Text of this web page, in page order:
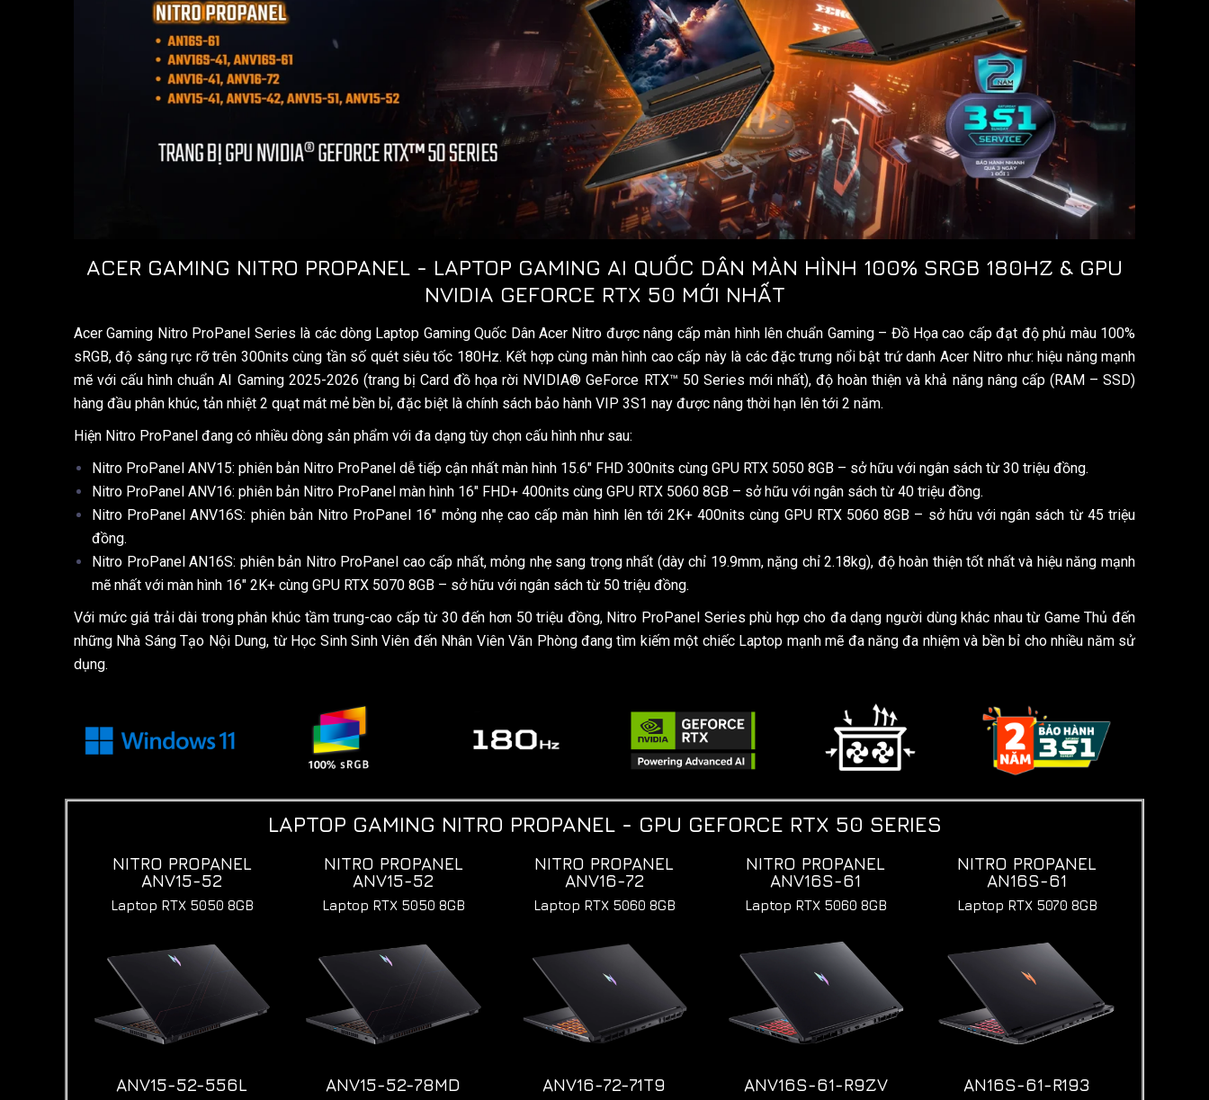
ACER GAMING NITRO PROPANEL - LAPTOP GAMING AI QUỐC DÂN MÀN HÌNH 100% SRGB 180HZ & GPU
NVIDIA GEFORCE RTX 50 MỚI NHẤT
Acer Gaming Nitro ProPanel Series là các dòng Laptop Gaming Quốc Dân Acer Nitro được nâng cấp màn hình lên chuẩn Gaming – Đồ Họa cao cấp đạt độ phủ màu 100%
sRGB, độ sáng rực rỡ trên 300nits cùng tần số quét siêu tốc 180Hz. Kết hợp cùng màn hình cao cấp này là các đặc trưng nổi bật trứ danh Acer Nitro như: hiệu năng mạnh
mẽ với cấu hình chuẩn AI Gaming 2025-2026 (trang bị Card đồ họa rời NVIDIA® GeForce RTX™ 50 Series mới nhất), độ hoàn thiện và khả năng nâng cấp (RAM – SSD)
hàng đầu phân khúc, tản nhiệt 2 quạt mát mẻ bền bỉ, đặc biệt là chính sách bảo hành VIP 3S1 nay được nâng thời hạn lên tới 2 năm.
Hiện Nitro ProPanel đang có nhiều dòng sản phẩm với đa dạng tùy chọn cấu hình như sau:
Nitro ProPanel ANV15: phiên bản Nitro ProPanel dễ tiếp cận nhất màn hình 15.6″ FHD 300nits cùng GPU RTX 5050 8GB – sở hữu với ngân sách từ 30 triệu đồng.
Nitro ProPanel ANV16: phiên bản Nitro ProPanel màn hình 16″ FHD+ 400nits cùng GPU RTX 5060 8GB – sở hữu với ngân sách từ 40 triệu đồng.
Nitro ProPanel ANV16S: phiên bản Nitro ProPanel 16″ mỏng nhẹ cao cấp màn hình lên tới 2K+ 400nits cùng GPU RTX 5060 8GB – sở hữu với ngân sách từ 45 triệu
đồng.
Nitro ProPanel AN16S: phiên bản Nitro ProPanel cao cấp nhất, mỏng nhẹ sang trọng nhất (dày chỉ 19.9mm, nặng chỉ 2.18kg), độ hoàn thiện tốt nhất và hiệu năng mạnh
mẽ nhất với màn hình 16″ 2K+ cùng GPU RTX 5070 8GB – sở hữu với ngân sách từ 50 triệu đồng.
Với mức giá trải dài trong phân khúc tầm trung-cao cấp từ 30 đến hơn 50 triệu đồng, Nitro ProPanel Series phù hợp cho đa dạng người dùng khác nhau từ Game Thủ đến
những Nhà Sáng Tạo Nội Dung, từ Học Sinh Sinh Viên đến Nhân Viên Văn Phòng đang tìm kiếm một chiếc Laptop mạnh mẽ đa năng đa nhiệm và bền bỉ cho nhiều năm sử
dụng.
LAPTOP GAMING NITRO PROPANEL - GPU GEFORCE RTX 50 SERIES
NITRO PROPANEL
ANV15-52
Laptop RTX 5050 8GB
ANV15-52-556L
NITRO PROPANEL
ANV15-52
Laptop RTX 5050 8GB
ANV15-52-78MD
NITRO PROPANEL
ANV16-72
Laptop RTX 5060 8GB
ANV16-72-71T9
NITRO PROPANEL
ANV16S-61
Laptop RTX 5060 8GB
ANV16S-61-R9ZV
NITRO PROPANEL
AN16S-61
Laptop RTX 5070 8GB
AN16S-61-R193